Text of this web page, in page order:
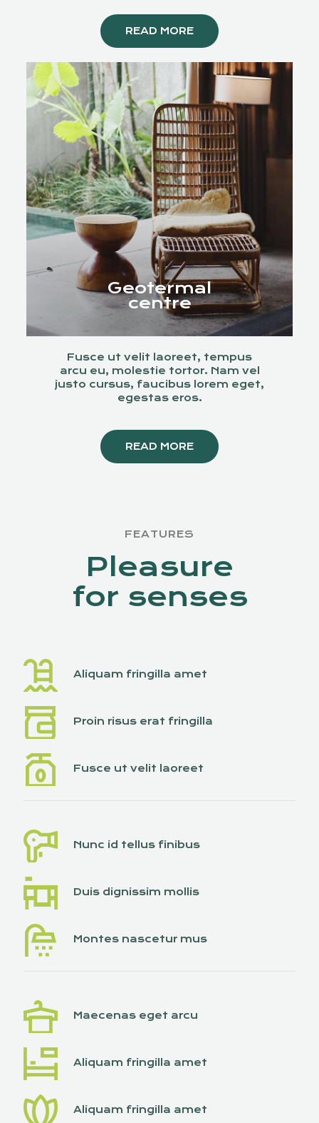
READ MORE
Geotermal
centre
Fusce ut velit laoreet, tempus
arcu eu, molestie tortor. Nam vel
justo cursus, faucibus lorem eget,
egestas eros.
READ MORE
FEATURES
Pleasure
for senses
Aliquam fringilla amet
Proin risus erat fringilla
Fusce ut velit laoreet
Nunc id tellus finibus
Duis dignissim mollis
Montes nascetur mus
Maecenas eget arcu
Aliquam fringilla amet
Aliquam fringilla amet